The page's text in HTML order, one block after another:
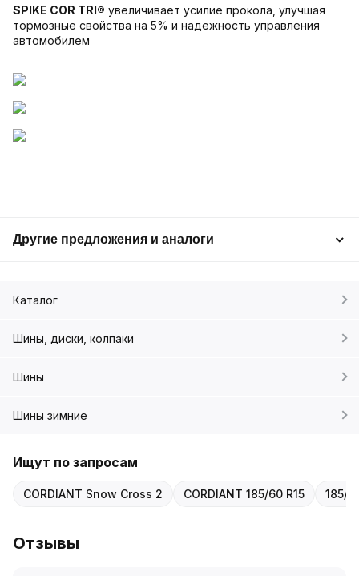
SPIKE COR TRI® увеличивает усилие прокола, улучшая
тормозные свойства на 5% и надежность управления
автомобилем
Другие предложения и аналоги
Каталог
Шины, диски, колпаки
Шины
Шины зимние
Ищут по запросам
CORDIANT Snow Cross 2 CORDIANT 185/60 R15 185/
Отзывы